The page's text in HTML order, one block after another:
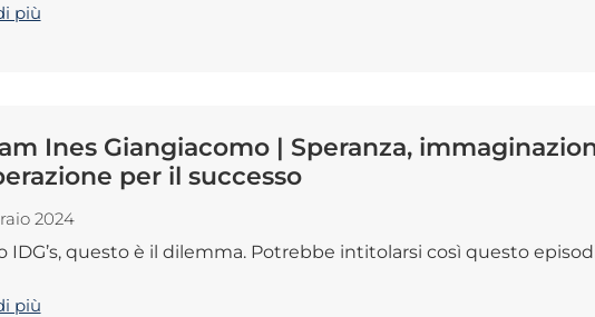
più
Ines Giangiacomo | Speranza,
per il successo
2024
o IDG’s, questo è il dilemma. Potrebbe intitolarsi così questo
più